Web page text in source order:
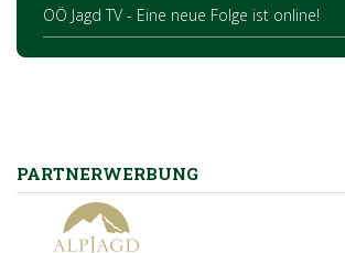
OÖ Jagd TV - Eine neue Folge ist online!
PARTNERWERBUNG